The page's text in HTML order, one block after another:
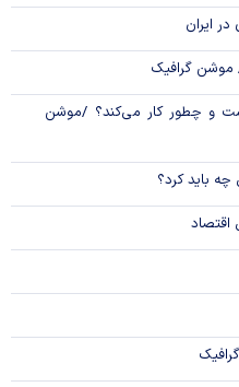
ایران
موشن گرافیک
و چطور کار می‌کند؟ /موشن
چه باید کرد؟
اقتصاد